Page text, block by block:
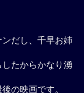
コナンだし、
。
からしたから